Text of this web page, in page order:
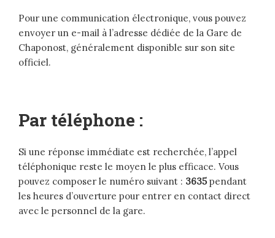
Pour une communication électronique, vous pouvez
envoyer un e-mail à l’adresse dédiée de la Gare de
Chaponost, généralement disponible sur son site
officiel.
Par téléphone :
Si une réponse immédiate est recherchée, l’appel
téléphonique reste le moyen le plus efficace. Vous
pouvez composer le numéro suivant : 3635 pendant
les heures d’ouverture pour entrer en contact direct
avec le personnel de la gare.